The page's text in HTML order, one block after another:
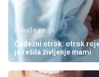
Bibaleze.si
Čudežni otrok: otrok
je rešila življenje mami